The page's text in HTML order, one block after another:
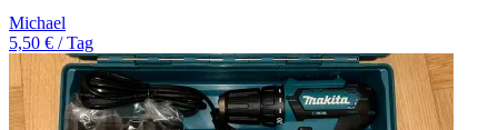
Michael
5,50 € / Tag